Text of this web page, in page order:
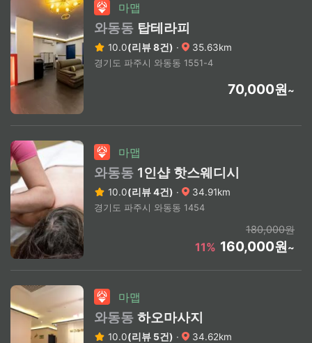
마맵
와동동 탑테라피
10.0(리뷰 8건) · 35.63km
경기도 파주시 와동동 1551-4
70,000원~
마맵
와동동 1인샵 핫스웨디시
10.0(리뷰 4건) · 34.91km
경기도 파주시 와동동 1454
180,000원
11% 160,000원~
마맵
와동동 하오마사지
10.0(리뷰 5건) · 34.62km